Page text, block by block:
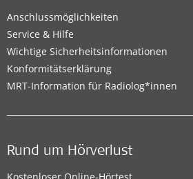
Anschlussmöglichkeiten
Service & Hilfe
Wichtige Sicherheitsinformationen
Konformitätserklärung
MRT-Information für Radiolog*innen
Rund um Hörverlust
Kostenloser Online-Hörtest